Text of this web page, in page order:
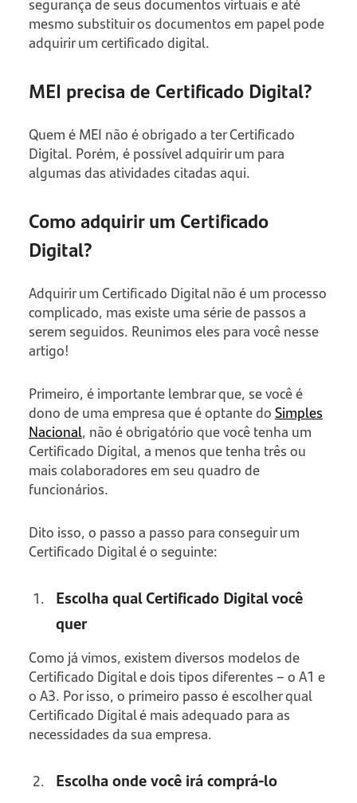
segurança de seus documentos virtuais e até
mesmo substituir os documentos em papel pode
adquirir um certificado digital.
MEI precisa de Certificado Digital?
Quem é MEI não é obrigado a ter Certificado
Digital. Porém, é possível adquirir um para
algumas das atividades citadas aqui.
Como adquirir um Certificado
Digital?
Adquirir um Certificado Digital não é um processo
complicado, mas existe uma série de passos a
serem seguidos. Reunimos eles para você nesse
artigo!
Primeiro, é importante lembrar que, se você é
dono de uma empresa que é optante doSimples
Nacional, não é obrigatório que você tenha um
Certificado Digital, a menos que tenha três ou
mais colaboradores em seu quadro de
funcionários.
Dito isso, o passo a passo para conseguir um
Certificado Digital é o seguinte:
Escolha qual Certificado Digital você
quer
Como já vimos, existem diversos modelos de
Certificado Digital e dois tipos diferentes – o A1 e
o A3. Por isso, o primeiro passo é escolher qual
Certificado Digital é mais adequado para as
necessidades da sua empresa.
Escolha onde você irá comprá-lo